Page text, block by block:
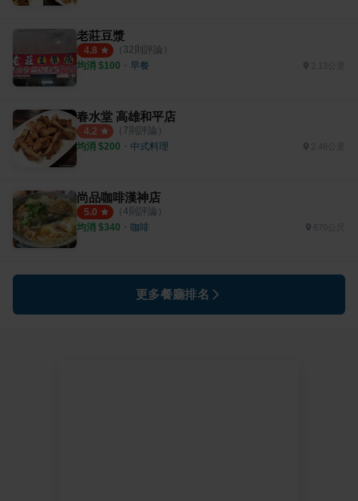
老莊豆漿
4.8 （ 32則評論）
均消 $100 ・ 早餐
春水堂 高雄和平店
4.2 （ 7則評論）
均消 $200 ・ 中式料理 2.48公里
尚品咖啡漢神店
5.0 （ 4則評論）
均消 $340 ・ 咖啡
更多餐廳排名